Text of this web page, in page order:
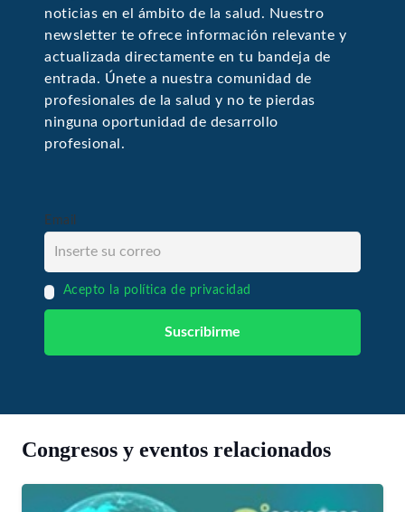
noticias en el ámbito de la salud. Nuestro
newsletter te ofrece información relevante y
actualizada directamente en tu bandeja de
entrada. Únete a nuestra comunidad de
profesionales de la salud y no te pierdas
ninguna oportunidad de desarrollo
profesional.
Email
Acepto la política de privacidad
Congresos y eventos relacionados